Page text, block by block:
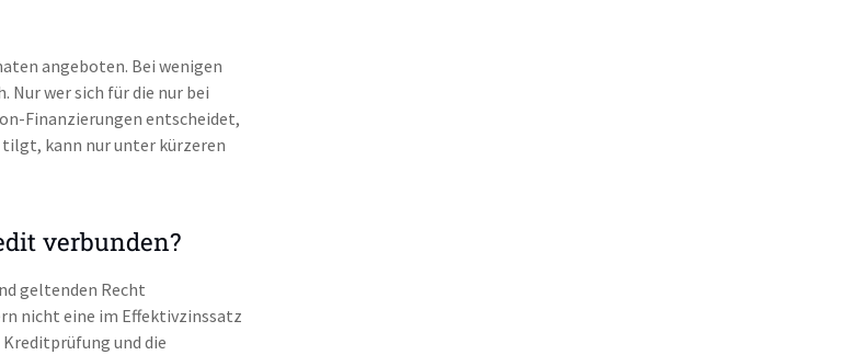
angeboten. Bei wenigen
Nur wer sich für die nur bei
Finanzierungen entscheidet,
kann nur unter kürzeren
verbunden?
geltenden Recht
nicht eine im Effektivzinssatz
und die